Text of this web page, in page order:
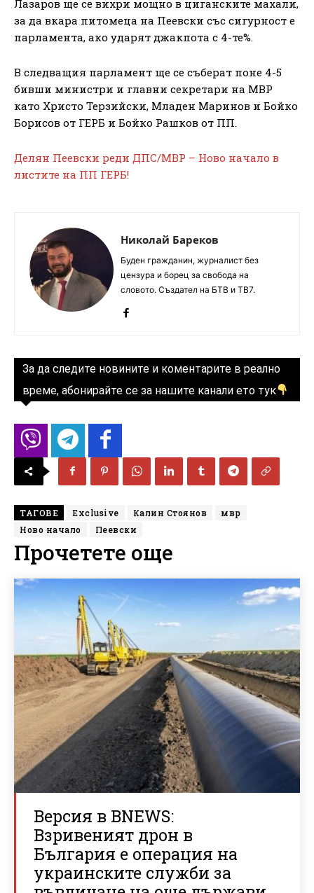
Лазаров ще се вихри мощно в циганските махали,
за да вкара питомеца на Пеевски със сигурност е
парламента, ако ударят джакпота с 4-те%.
В следващия парламент ще се съберат поне 4-5
бивши министри и главни секретари на МВР
като Христо Терзийски, Младен Маринов и Бойко
Борисов от ГЕРБ и Бойко Рашков от ПП.
Делян Пеевски реди ДПС/МВР – Ново начало в
листите на ПП ГЕРБ!
Николай Бареков
Буден гражданин, журналист без
цензура и борец за свобода на
словото. Създател на БТВ и ТВ7.
За да следите новините и коментарите в реално
време, абонирайте се за нашите канали ето тук
ТАГОВЕ Exclusive Калин Стоянов
мвр
Ново начало
Пеевски
Прочетете още
Версия в BNEWS:
Взривеният дрон в
България е операция на
украинските служби за